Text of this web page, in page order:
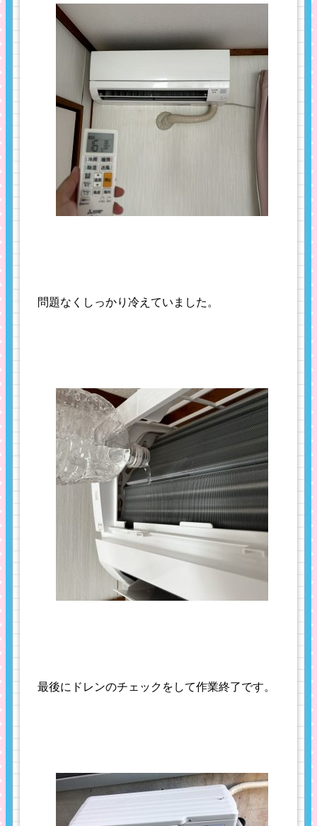
問題なくしっかり冷えていました。
最後にドレンのチェックをして作業終了です。